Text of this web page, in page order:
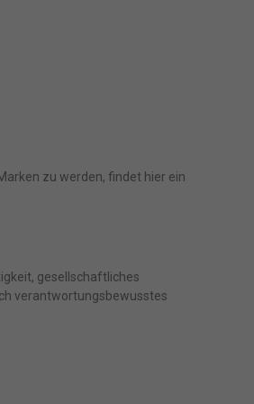
zu werden, findet hier ein
gesellschaftliches
verantwortungsbewusstes